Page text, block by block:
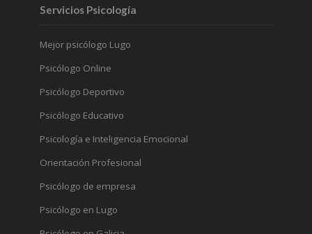
Servicios Psicología
Mejor psicólogo Lugo
Psicólogo Online
Psicólogo Deportivo
Psicólogo Educativo
Psicología e Inteligencia Emocional
Orientación Profesional
Psicólogo de empresa
Psicólogo en Lugo